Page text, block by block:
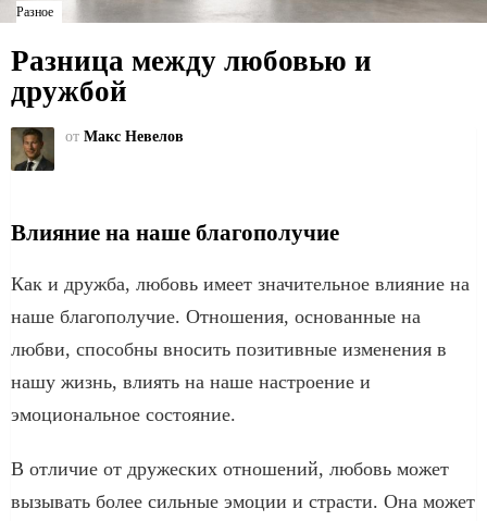
Разное
Разница между любовью и
дружбой
от Макс Невелов
Влияние на наше благополучие
Как и дружба, любовь имеет значительное влияние на
наше благополучие. Отношения, основанные на
любви, способны вносить позитивные изменения в
нашу жизнь, влиять на наше настроение и
эмоциональное состояние.
В отличие от дружеских отношений, любовь может
вызывать более сильные эмоции и страсти. Она может